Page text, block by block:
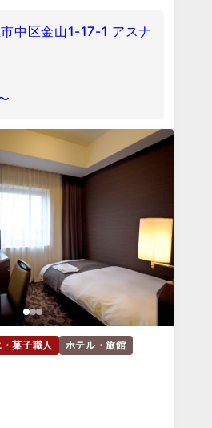
中区金山1-17-1 アスナ
菓子職人
ホテル・旅館